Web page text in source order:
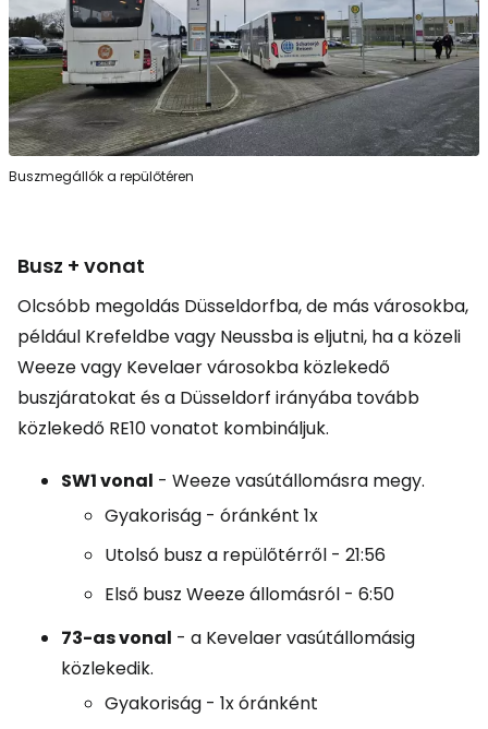
Buszmegállók a repülőtéren
Busz + vonat
Olcsóbb megoldás Düsseldorfba, de más városokba,
például Krefeldbe vagy Neussba is eljutni, ha a közeli
Weeze vagy Kevelaer városokba közlekedő
buszjáratokat és a Düsseldorf irányába tovább
közlekedő RE10 vonatot kombináljuk.
SW1 vonal - Weeze vasútállomásra megy.
Gyakoriság - óránként 1x
Utolsó busz a repülőtérről - 21:56
Első busz Weeze állomásról - 6:50
73-as vonal - a Kevelaer vasútállomásig
közlekedik.
Gyakoriság - 1x óránként